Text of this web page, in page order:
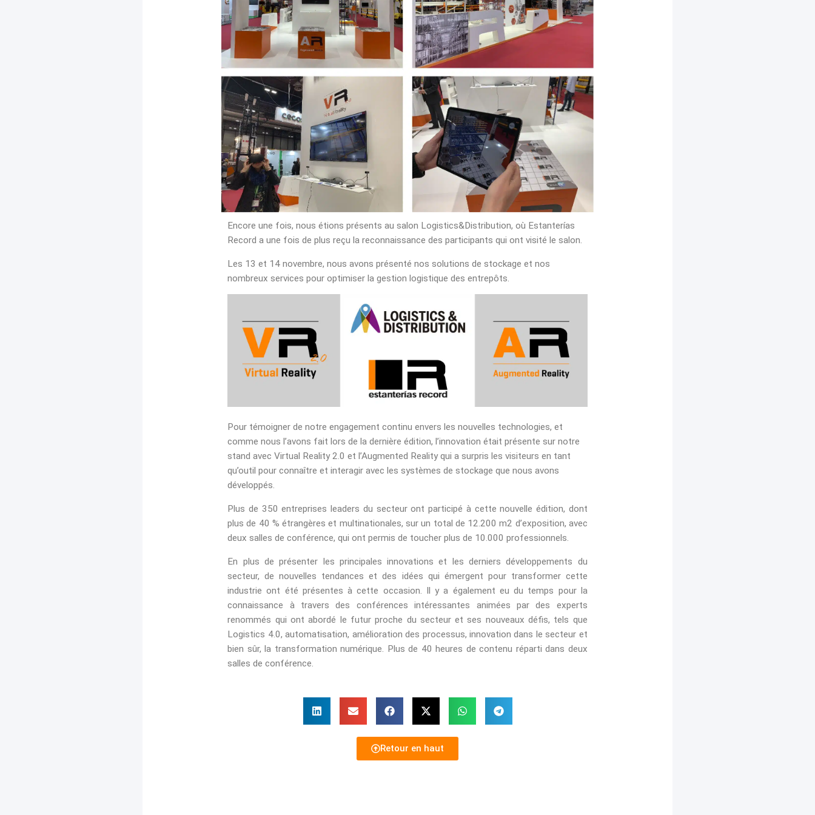
Encore une fois, nous étions présents au salon Logistics&Distribution, où Estanterías
Record a une fois de plus reçu la reconnaissance des participants qui ont visité le salon.
Les 13 et 14 novembre, nous avons présenté nos solutions de stockage et nos
nombreux services pour optimiser la gestion logistique des entrepôts.
Pour témoigner de notre engagement continu envers les nouvelles technologies, et
comme nous l’avons fait lors de la dernière édition, l’innovation était présente sur notre
stand avec Virtual Reality 2.0 et l’Augmented Reality qui a surpris les visiteurs en tant
qu’outil pour connaître et interagir avec les systèmes de stockage que nous avons
développés.
Plus de 350 entreprises leaders du secteur ont participé à cette nouvelle édition, dont
plus de 40 % étrangères et multinationales, sur un total de 12.200 m2 d’exposition, avec
deux salles de conférence, qui ont permis de toucher plus de 10.000 professionnels.
En plus de présenter les principales innovations et les derniers développements du
secteur, de nouvelles tendances et des idées qui émergent pour transformer cette
industrie ont été présentes à cette occasion. Il y a également eu du temps pour la
connaissance à travers des conférences intéressantes animées par des experts
renommés qui ont abordé le futur proche du secteur et ses nouveaux défis, tels que
Logistics 4.0, automatisation, amélioration des processus, innovation dans le secteur et
bien sûr, la transformation numérique. Plus de 40 heures de contenu réparti dans deux
salles de conférence.
Retour en haut